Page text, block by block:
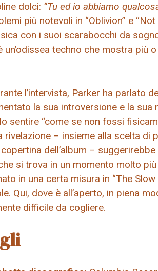
dolci: “Tu ed io abbiamo
più notevoli in “Oblivion” e
con i suoi scarabocchi da
un’odissea techno che mostra
l’intervista, Parker ha parlato
la sua introversione e la
sentire “come se non fossi
rivelazione – insieme alla scelta
dell’album –
si trova in un momento molto
in una certa misura in “The
Qui, dove è all’aperto, in piena
difficile da cogliere.